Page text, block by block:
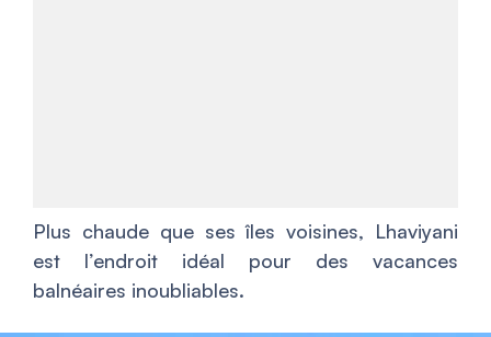
Plus chaude que ses îles voisines, Lhaviyani
est l’endroit idéal pour des vacances
balnéaires inoubliables.